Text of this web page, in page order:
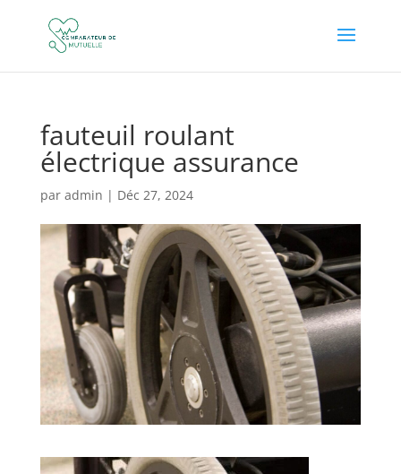
fauteuil roulant
électrique assurance
par admin | Déc 27, 2024